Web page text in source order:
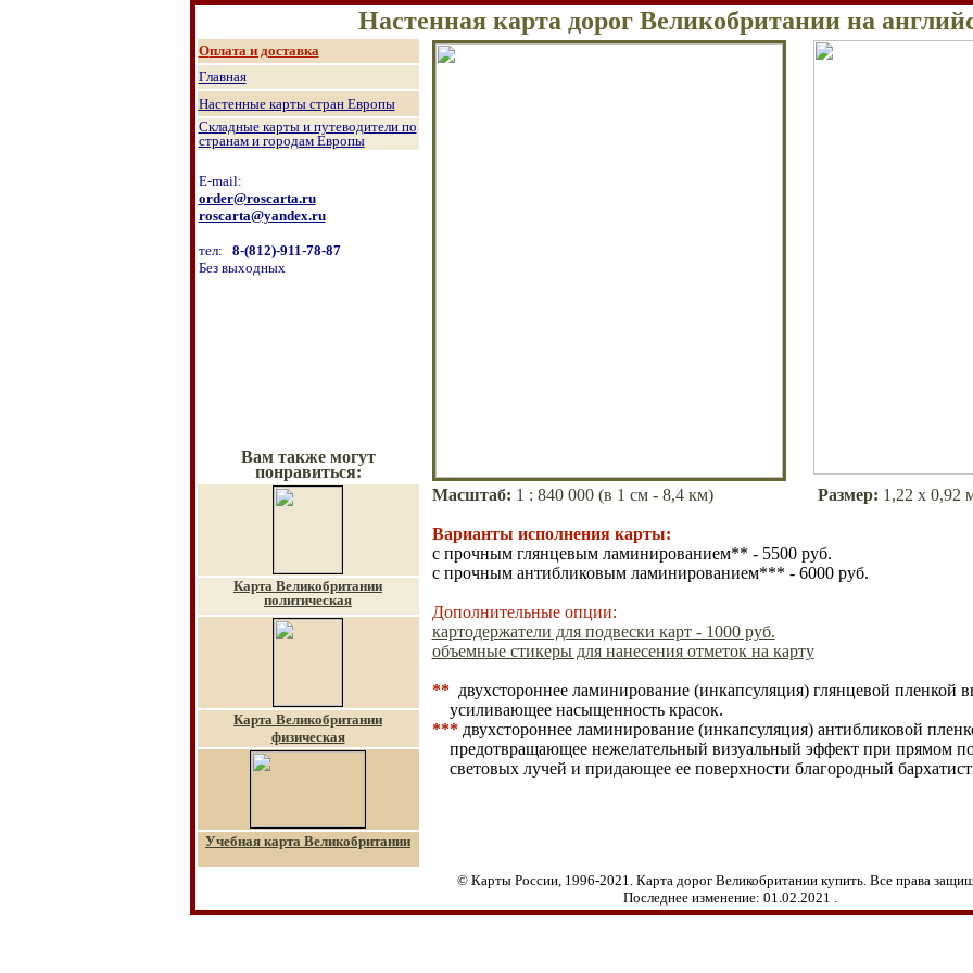
Настенная карта дорог Великобритании на
Оплата и доставка
Главная
Настенные карты стран Европы
Складные карты и путеводители по
странам и городам Европы
E-mail:
order@roscarta.ru
roscarta@yandex.ru
тел: 8-(812)-911-78-87
Без выходных
Вам также могут
понравиться:
Масштаб: 1 : 840 000 (в 1 см - 8,4 км) Размер: 1,22 х 0,92
Варианты исполнения карты:
с прочным глянцевым ламинированием** - 5500 руб.
с прочным антибликовым ламинированием*** - 6000 руб.
Дополнительные опции:
картодержатели для подвески карт - 1000 руб.
объемные стикеры для нанесения отметок на карту
**двухстороннее ламинирование (инкапсуляция) глянцевой пленкой
усиливающее насыщенность красок.
*** двухстороннее ламинирование (инкапсуляция) антибликовой
предотвращающее нежелательный визуальный эффект при прямом
световых лучей и придающее ее поверхности благородный
Карта Великобритании
политическая
Карта Великобритании
физическая
Учебная карта Великобритании
© Карты России, 1996-2021. Карта дорог Великобритании купить. Все права
Последнее изменение: 01.02.2021 .